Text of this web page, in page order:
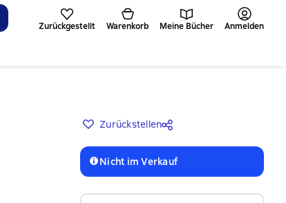
Zurückgestellt Warenkorb Meine Bücher Anmelden
Zurückstellen
Nicht im Verkauf